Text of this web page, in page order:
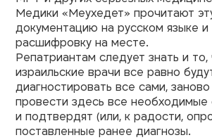
Медики «Меухедет» прочитают
документацию на русском языке
расшифровку на месте.
Репатриантам следует знать и то,
израильские врачи все равно
диагностировать все сами,
провести здесь все необходимые
и подтвердят (или, к радости,
поставленные ранее диагнозы.